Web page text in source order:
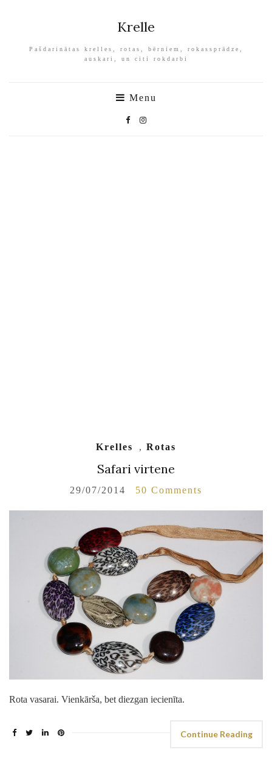
Krelle
Pašdarinātas krelles, rotas, bērniem, rokassprādze,
auskari, un citi rokdarbi
Menu
Krelles , Rotas
Safari virtene
29/07/2014 50 Comments
Rota vasarai. Vienkārša, bet diezgan iecienīta.
Continue Reading